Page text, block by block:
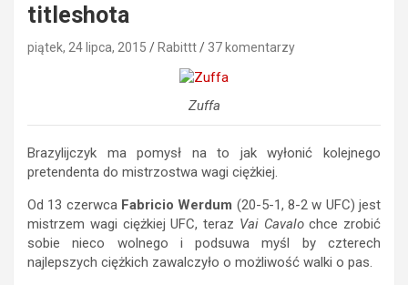
titleshota
piątek, 24 lipca, 2015 Rabittt 37 komentarzy
Zuffa
Brazylijczyk ma pomysł na to jak wyłonić kolejnego
pretendenta do mistrzostwa wagi ciężkiej.
Od 13 czerwca Fabricio Werdum (20-5-1, 8-2 w UFC) jest
mistrzem wagi ciężkiej UFC, teraz Vai Cavalochce zrobić
sobie nieco wolnego i podsuwa myśl by czterech
najlepszych ciężkich zawalczyło o możliwość walki o pas.